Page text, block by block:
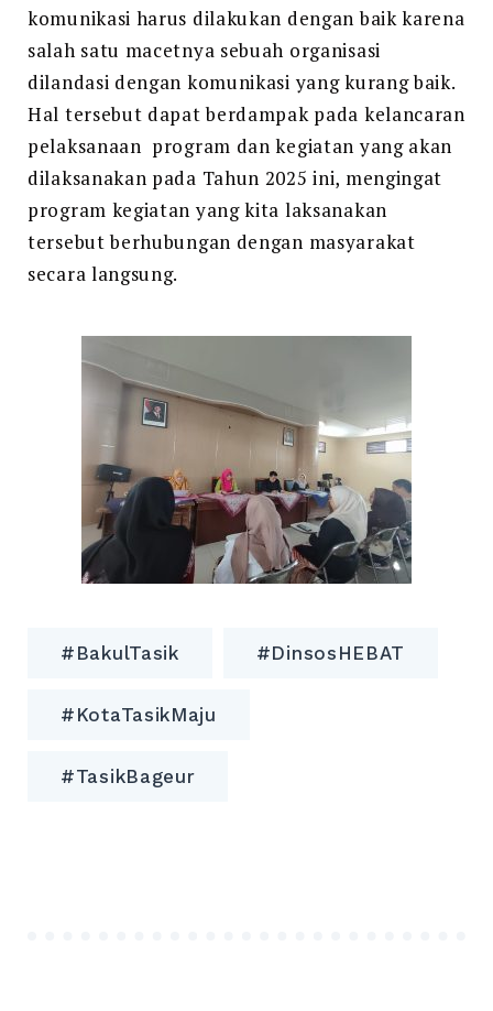
komunikasi harus dilakukan dengan baik karena
salah satu macetnya sebuah organisasi
dilandasi dengan komunikasi yang kurang baik.
Hal tersebut dapat berdampak pada kelancaran
pelaksanaan program dan kegiatan yang akan
dilaksanakan pada Tahun 2025 ini, mengingat
program kegiatan yang kita laksanakan
tersebut berhubungan dengan masyarakat
secara langsung.
#BakulTasik #DinsosHEBAT
#KotaTasikMaju
#TasikBageur